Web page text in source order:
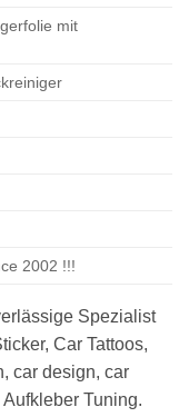
mit
2002 !!!
Spezialist
Car Tattoos,
car design, car
Tuning.